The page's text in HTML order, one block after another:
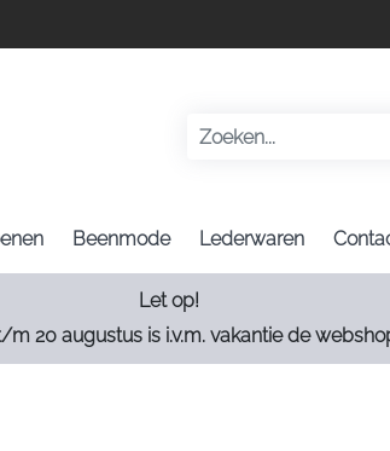
Beenmode Lederwaren
Let op!
m 20 augustus is i.v.m. vakantie de